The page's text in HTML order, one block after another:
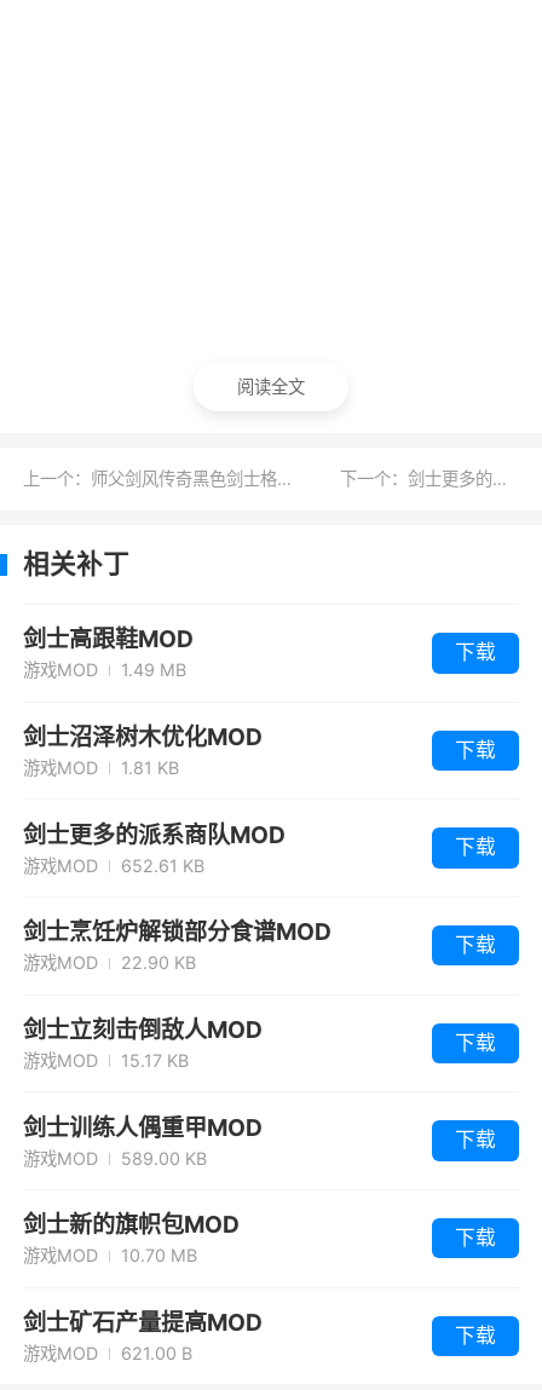
阅读全文
上一个：师父剑风传奇黑色剑士格斯取代男主角MOD 下一个：剑士更多的派系商队MOD
相关补丁
剑士高跟鞋MOD
游戏MOD 1.49 MB
下载
剑士沼泽树木优化MOD
游戏MOD 1.81 KB
下载
剑士更多的派系商队MOD
游戏MOD 652.61 KB
下载
剑士烹饪炉解锁部分食谱MOD
游戏MOD 22.90 KB
下载
剑士立刻击倒敌人MOD
游戏MOD 15.17 KB
下载
剑士训练人偶重甲MOD
游戏MOD 589.00 KB
下载
剑士新的旗帜包MOD
游戏MOD 10.70 MB
下载
剑士矿石产量提高MOD
游戏MOD 621.00 B
下载